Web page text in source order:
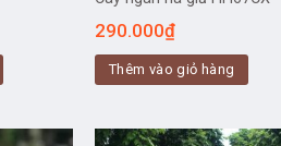
290.000₫
Thêm vào giỏ hàng